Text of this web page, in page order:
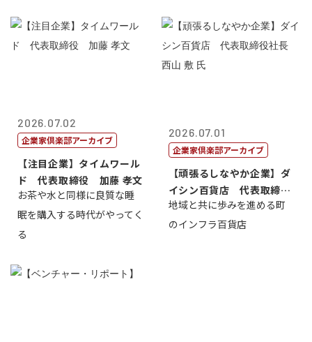
2026.07.02
企業家倶楽部アーカイブ
【注目企業】タイムワール
ド 代表取締役 加藤 孝文
お茶や水と同様に良質な睡
眠を購入する時代がやってく
る
2026.07.01
企業家倶楽部アーカイブ
【頑張るしなやか企業】ダ
イシン百貨店 代表取締役
社長 西山 ...
地域と共に歩みを進める町
のインフラ百貨店